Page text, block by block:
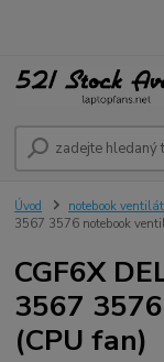
Úvod notebook
3567 3576 notebook
CGF6X
3567
(CPU fan)